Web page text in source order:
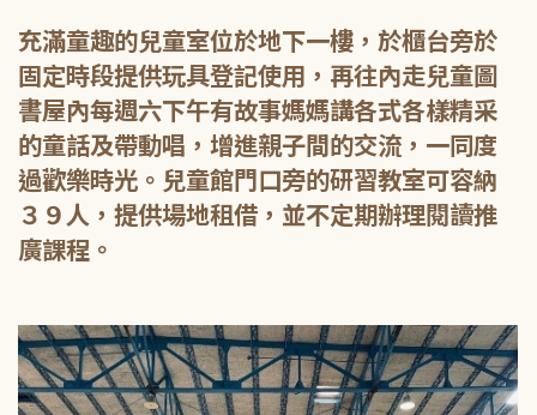
充滿童趣的兒童室位於地下一樓，於櫃台旁於
固定時段提供玩具登記使用，再往內走兒童圖
書屋內每週六下午有故事媽媽講各式各樣精采
的童話及帶動唱，增進親子間的交流，一同度
過歡樂時光。兒童館門口旁的研習教室可容納
３９人，提供場地租借，並不定期辦理閱讀推
廣課程。